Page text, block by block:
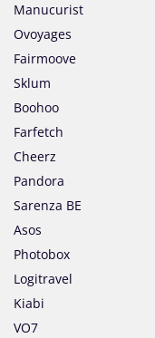
Manucurist
Ovoyages
Fairmoove
Sklum
Boohoo
Farfetch
Cheerz
Pandora
Sarenza BE
Asos
Photobox
Logitravel
Kiabi
VO7